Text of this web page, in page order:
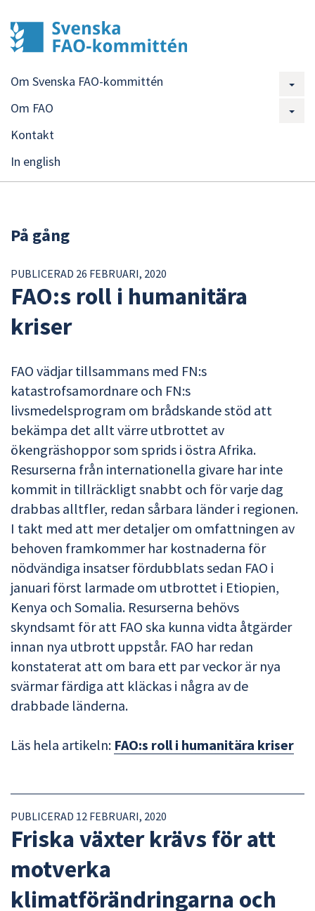
Om Svenska FAO-kommittén
Om FAO
Kontakt
In english
På gång
PUBLICERAD 26 FEBRUARI, 2020
FAO:s roll i humanitära
kriser
FAO vädjar tillsammans med FN:s
katastrofsamordnare och FN:s
livsmedelsprogram om brådskande stöd att
bekämpa det allt värre utbrottet av
ökengräshoppor som sprids i östra Afrika.
Resurserna från internationella givare har inte
kommit in tillräckligt snabbt och för varje dag
drabbas alltfler, redan sårbara länder i regionen.
I takt med att mer detaljer om omfattningen av
behoven framkommer har kostnaderna för
nödvändiga insatser fördubblats sedan FAO i
januari först larmade om utbrottet i Etiopien,
Kenya och Somalia. Resurserna behövs
skyndsamt för att FAO ska kunna vidta åtgärder
innan nya utbrott uppstår. FAO har redan
konstaterat att om bara ett par veckor är nya
svärmar färdiga att kläckas i några av de
drabbade länderna.
Läs hela artikeln: FAO:s roll i humanitära kriser
PUBLICERAD 12 FEBRUARI, 2020
Friska växter krävs för att
motverka
klimatförändringarna och